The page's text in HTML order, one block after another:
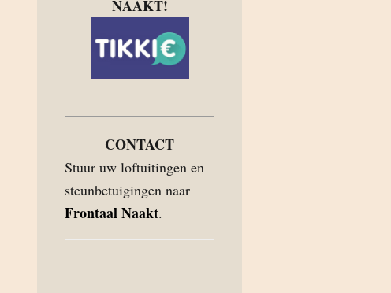
NAAKT!
CONTACT
Stuur uw loftuitingen en
steunbetuigingen naar
Frontaal Naakt.